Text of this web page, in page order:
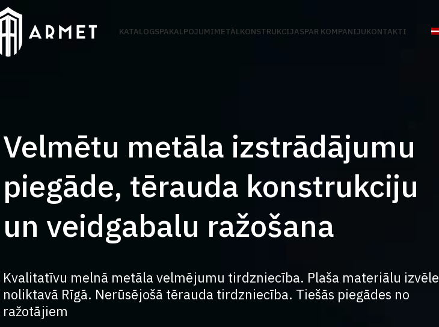
KATALOGSPAKALPOJUMIMETĀLKONSTRUKCIJASPAR KOMPANIJUKONTAKTI
Velmētu metāla izstrādājumu
piegāde, tērauda konstrukciju
un veidgabalu ražošana
Kvalitatīvu melnā metāla velmējumu tirdzniecība. Plaša materiālu izvēle
noliktavā Rīgā. Nerūsējošā tērauda tirdzniecība. Tiešās piegādes no
ražotājiem